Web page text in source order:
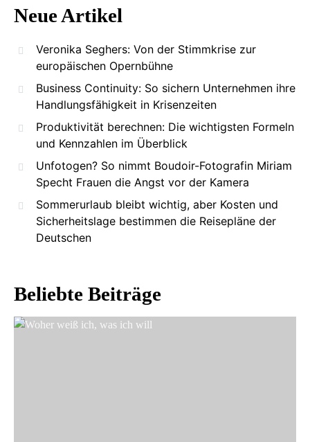
Neue Artikel
Veronika Seghers: Von der Stimmkrise zur
europäischen Opernbühne
Business Continuity: So sichern Unternehmen ihre
Handlungsfähigkeit in Krisenzeiten
Produktivität berechnen: Die wichtigsten Formeln
und Kennzahlen im Überblick
Unfotogen? So nimmt Boudoir-Fotografin Miriam
Specht Frauen die Angst vor der Kamera
Sommerurlaub bleibt wichtig, aber Kosten und
Sicherheitslage bestimmen die Reisepläne der
Deutschen
Beliebte Beiträge